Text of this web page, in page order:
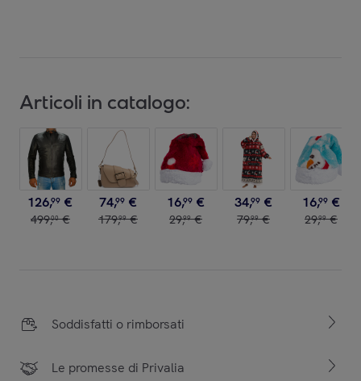
Articoli in catalogo:
126,99 €
499,00 €
74,99 €
179,99 €
16,99 €
29,99 €
34,99 €
79,99 €
16,99 €
29,99 €
Soddisfatti o rimborsati
Le promesse di Privalia